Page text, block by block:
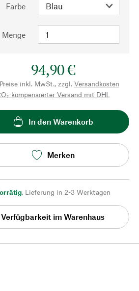
Farbe
Menge
94,90 €
inkl. MwSt., zzgl. Versandkosten
kompensierter Versand mit DHL
In den Warenkorb
Merken
, Lieferung in 2-3 Werktagen
Verfügbarkeit im Warenhaus